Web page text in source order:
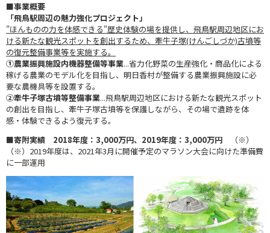
■事業概要
「飛鳥駅周辺の魅力強化プロジェクト」
"ほんものの力を体感できる"歴史体験の場を提供し、飛鳥駅周辺地区にお
ける新たな観光スポットを創出するため、牽牛子塚(けんごしづか)古墳等
の復元整備事業等を実施する。
①農業振興施設内機器整備等事業...省力化野菜の生産強化・商品化による
稼げる農業のモデル化を目指し、明日香村が整備する農業振興施設に必
要な農機具等を設置する。
②牽牛子塚古墳等整備事業...飛鳥駅周辺地区における新たな観光スポット
の創出を目指し、牽牛子塚古墳等を保護しながら、その場で遺跡を体
感・体験できるよう復元する。
■寄附実績 2018年度：3,000万円、2019年度：3,000万円 （※）
（※）2019年度は、2021年3月に開催予定のマラソン大会に向けた準備費
に一部運用